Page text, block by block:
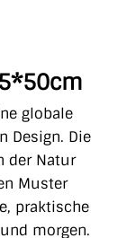
globale
Design. Die
der Natur
Muster
praktische
morgen.